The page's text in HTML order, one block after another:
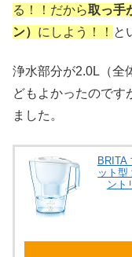
る！！だから取っ手
ン） にしよう！！ と
浄水部分が2.0L（全
どもよかったので
ました。
BRITA
ット型
ント